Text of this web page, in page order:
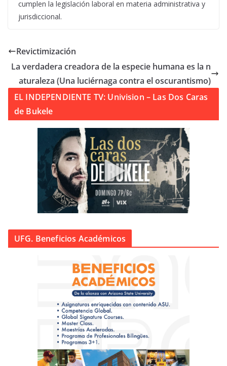
cumplen la legislación laboral en materia administrativa y
jurisdiccional.
Revictimización
La verdadera creadora de la especie humana es la n
aturaleza (Una luciérnaga contra el oscurantismo)
EL INDEPENDIENTE TV: Univision – Las Dos Caras
de Bukele
UFG. Beneficios Académicos